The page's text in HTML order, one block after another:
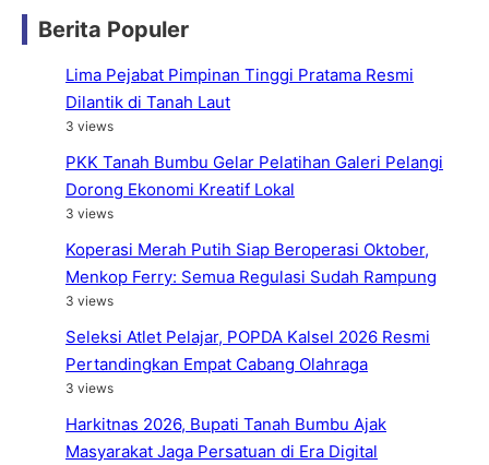
Berita Populer
Lima Pejabat Pimpinan Tinggi Pratama Resmi
Dilantik di Tanah Laut
3 views
PKK Tanah Bumbu Gelar Pelatihan Galeri Pelangi
Dorong Ekonomi Kreatif Lokal
3 views
Koperasi Merah Putih Siap Beroperasi Oktober,
Menkop Ferry: Semua Regulasi Sudah Rampung
3 views
Seleksi Atlet Pelajar, POPDA Kalsel 2026 Resmi
Pertandingkan Empat Cabang Olahraga
3 views
Harkitnas 2026, Bupati Tanah Bumbu Ajak
Masyarakat Jaga Persatuan di Era Digital